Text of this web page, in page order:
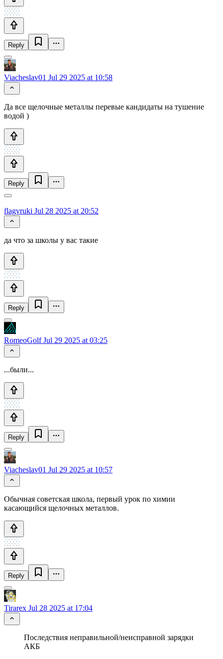
Reply
Viacheslav01 Jul 29 2025 at 10:58
Да все щелочные металлы перевые кандидаты на тушение
водой )
Reply
flagvruki Jul 28 2025 at 20:52
да что за школы у вас такие
Reply
RomeoGolfJul 29 2025 at 03:25
...были...
Reply
Viacheslav01 Jul 29 2025 at 10:57
Обычная советская школа, первый урок по химии
касающийся щелочных металлов.
Reply
Tirarex Jul 28 2025 at 17:04
Последствия неправильной/неисправной зарядки
АКБ